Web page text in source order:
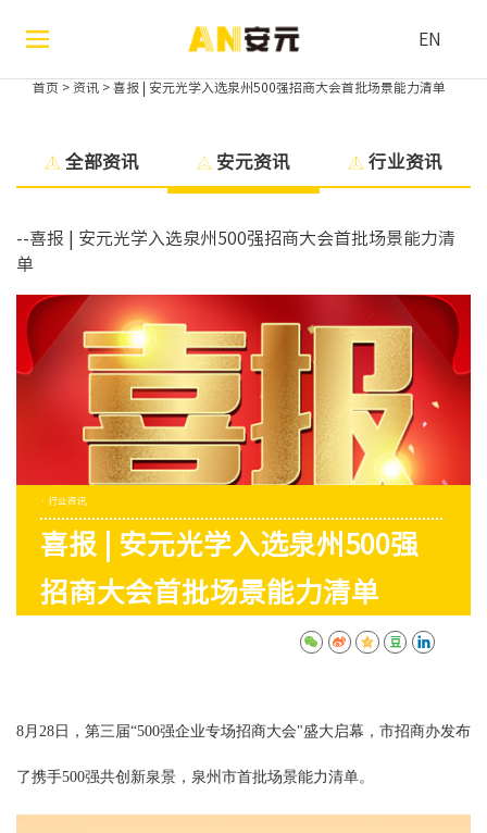
EN
首页 > 资讯 > 喜报 | 安元光学入选泉州500强招商大会首批场景能力清单
全部资讯 安元资讯 行业资讯
--喜报 | 安元光学入选泉州500强招商大会首批场景能力清
单
· 行业资讯
喜报 | 安元光学入选泉州500强
招商大会首批场景能力清单
8月28日，第三届“500强企业专场招商大会"盛大启幕，市招商办发布
了携手500强共创新泉景，泉州市首批场景能力清单。